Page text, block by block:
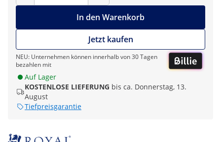
In den Warenkorb
Jetzt kaufen
NEU: Unternehmen können innerhalb von 30 Tagen
bezahlen mit
Auf Lager
KOSTENLOSE LIEFERUNG bis ca. Donnerstag, 13.
August
Tiefpreisgarantie